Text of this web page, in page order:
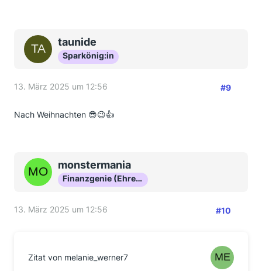
taunide
Sparkönig:in
13. März 2025 um 12:56 #9
Nach Weihnachten 😎😉👍
monstermania
Finanzgenie (Ehrenmitglied)
13. März 2025 um 12:56 #10
Zitat von melanie_werner7